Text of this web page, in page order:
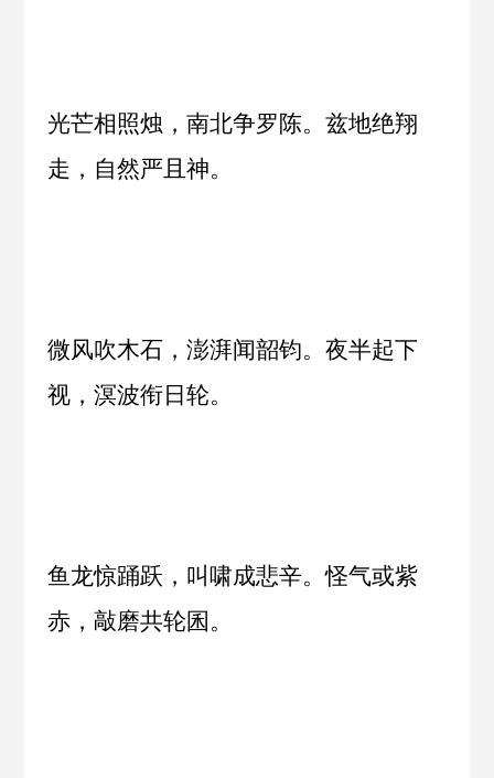
光芒相照烛，南北争罗陈。兹地绝翔
走，自然严且神。
微风吹木石，澎湃闻韶钧。夜半起下
视，溟波衔日轮。
鱼龙惊踊跃，叫啸成悲辛。怪气或紫
赤，敲磨共轮囷。